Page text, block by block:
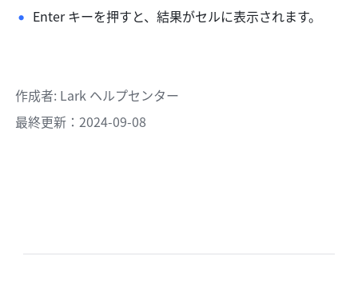
Enter キーを押すと、結果がセルに表示されます。
作成者: Lark ヘルプセンター
最終更新：2024-09-08